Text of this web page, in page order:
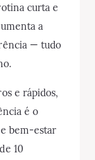
curta e
a
— tudo
e rápidos,
é o
bem-estar
10